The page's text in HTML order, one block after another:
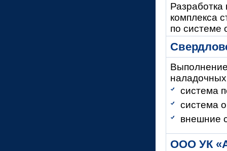
Разработка
комплекса
по системе
система
система
внешние
ООО УК